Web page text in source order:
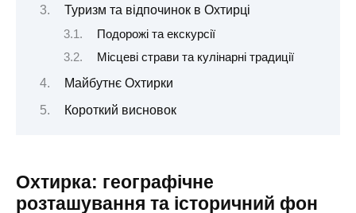
Туризм та відпочинок в Охтирці
Подорожі та екскурсії
Місцеві страви та кулінарні традиції
Майбутнє Охтирки
Короткий висновок
Охтирка: географічне
розташування та історичний фон